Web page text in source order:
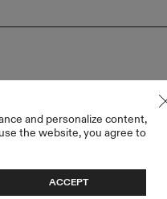
and personalize content,
the website, you agree to
ACCEPT